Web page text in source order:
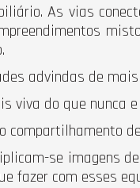
As vias
advindas de
viva do que nunca
compartilhamento
se imagens
fazer com esses